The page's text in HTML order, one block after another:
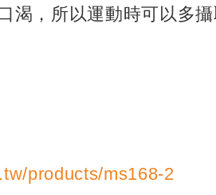
，所以運動時可以多攝
products/ms168-2